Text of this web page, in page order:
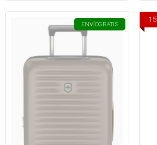
ENVÍOGRATIS
15